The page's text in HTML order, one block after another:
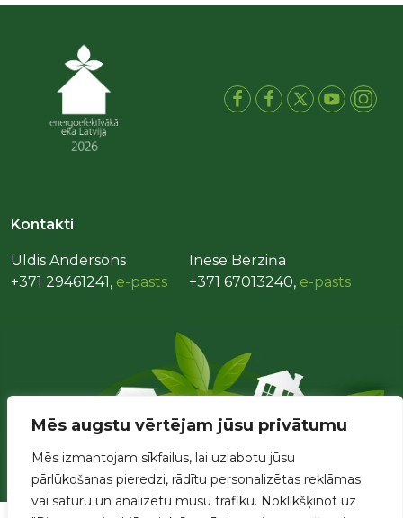
Mēs augstu vērtējam jūsu privātumu
Mēs izmantojam sīkfailus, lai uzlabotu jūsu
pārlūkošanas pieredzi, rādītu personalizētas reklāmas
vai saturu un analizētu mūsu trafiku. Noklikšķinot uz
Kontakti
Uldis Andersons
+371 29461241, e-pasts
Inese Bērziņa
+371 67013240, e-pasts